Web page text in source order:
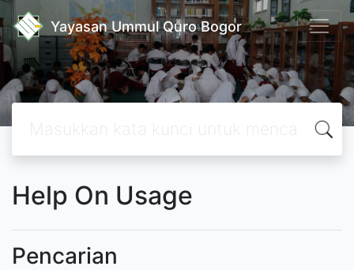
Yayasan Ummul Quro Bogor
Help On Usage
Pencarian